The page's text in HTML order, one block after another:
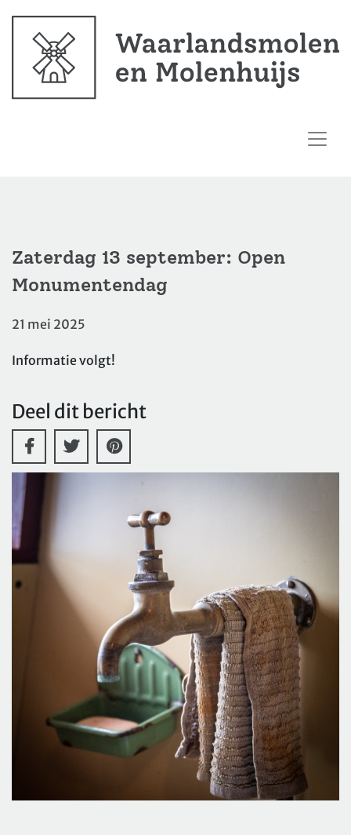
Zaterdag 13 september: Open
Monumentendag
21 mei 2025
Informatie volgt!
Deel dit bericht